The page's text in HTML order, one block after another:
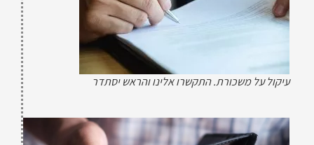
עיקול על משכורת. התקשרו אלינו והראש יסתדר